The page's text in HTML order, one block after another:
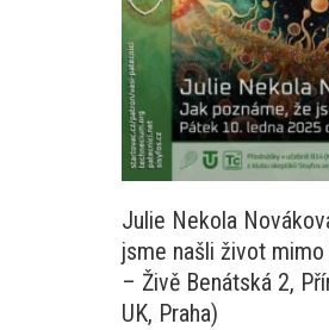
Julie Nekola
jsme našli život
– Živě Benátská 2,
UK, Praha)